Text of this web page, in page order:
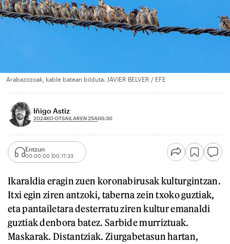
Arabazozoak, kable batean bilduta. JAVIER BELVER / EFE
Iñigo Astiz
2024KO OTSAILAREN 25A05:30
Entzun
00:00:00 00:17:33
Ikaraldia eragin zuen koronabirusak kulturgintzan.
Itxi egin ziren antzoki, taberna zein txoko guztiak,
eta pantailetara desterratu ziren kultur emanaldi
guztiak denbora batez. Sarbide murriztuak.
Maskarak. Distantziak. Ziurgabetasun hartan,